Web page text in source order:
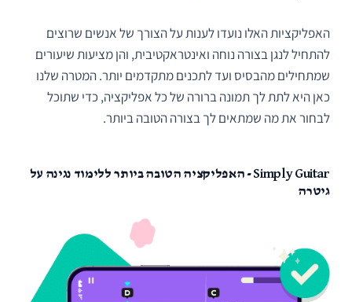
האפליקציות האלו נועדו לענות על הצורך של אנשים שרוצים
להתחיל לנגן בצורה נוחה ואינטראקטיבית, והן מציעות שיעורים
שמתחילים מהבסיס ועד לתכנים מתקדמים יותר. המטרה שלנו
כאן היא לתת לך תמונה ברורה של כל אפליקציה, כדי שתוכל
לבחור את מה שמתאים לך בצורה הטובה ביותר.
Simply Guitar - האפליקציה הטובה ביותר ללימוד נגינה על
גיטרה